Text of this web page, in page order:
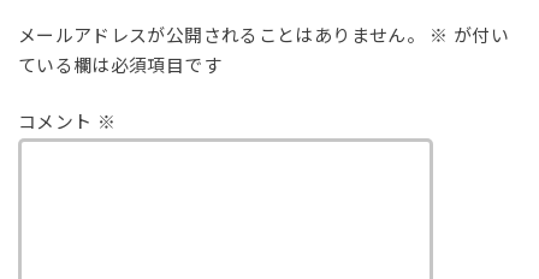
メールアドレスが公開されることはありません。 ※ が付い
ている欄は必須項目です
コメント ※